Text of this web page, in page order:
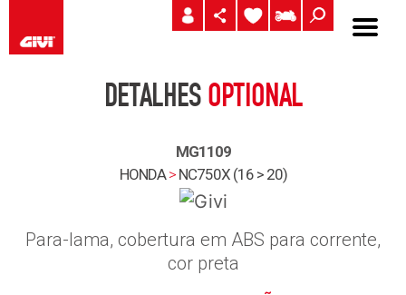
DETALHES OPTIONAL
MG1109
HONDA > NC750X (16 > 20)
Para-lama, cobertura em ABS para corrente,
cor preta